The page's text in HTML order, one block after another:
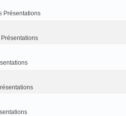
Présentations
Présentations